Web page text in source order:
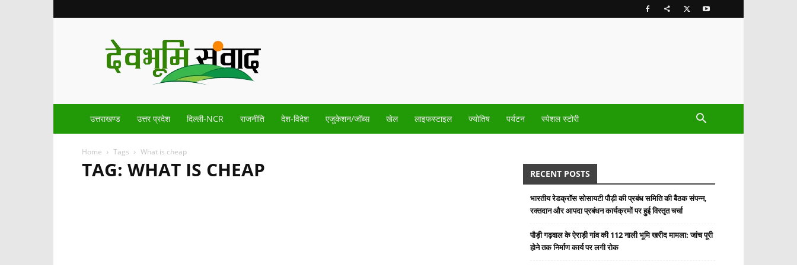
Devbhoomisamvad.com
उत्तराखण्ड उत्तर प्रदेश दिल्ली-NCR राजनीति देश-विदेश एजुकेशन/जॉब्स खेल लाइफस्टाइल ज्योतिष पर्यटन स्पेशल स्टोरी
Home Tags What is cheap
TAG: WHAT IS CHEAP RECENT POSTS
भारतीय रेडक्रॉस सोसायटी पौड़ी की प्रबंध समिति की बैठक संपन्न,
रक्तदान और आपदा प्रबंधन कार्यक्रमों पर हुई विस्तृत चर्चा
पौड़ी गढ़वाल के ऐराड़ी गांव की 112 नाली भूमि खरीद मामला: जांच पूरी
होने तक निर्माण कार्य पर लगी रोक